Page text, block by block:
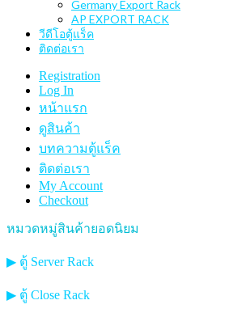
Germany Export Rack
AP EXPORT RACK
วีดีโอตู้แร็ค
ติดต่อเรา
Registration
Log In
หน้าแรก
ดูสินค้า
บทความตู้แร็ค
ติดต่อเรา
My Account
Checkout
หมวดหมู่สินค้ายอดนิยม
▶ ตู้ Server Rack
▶ ตู้ Close Rack